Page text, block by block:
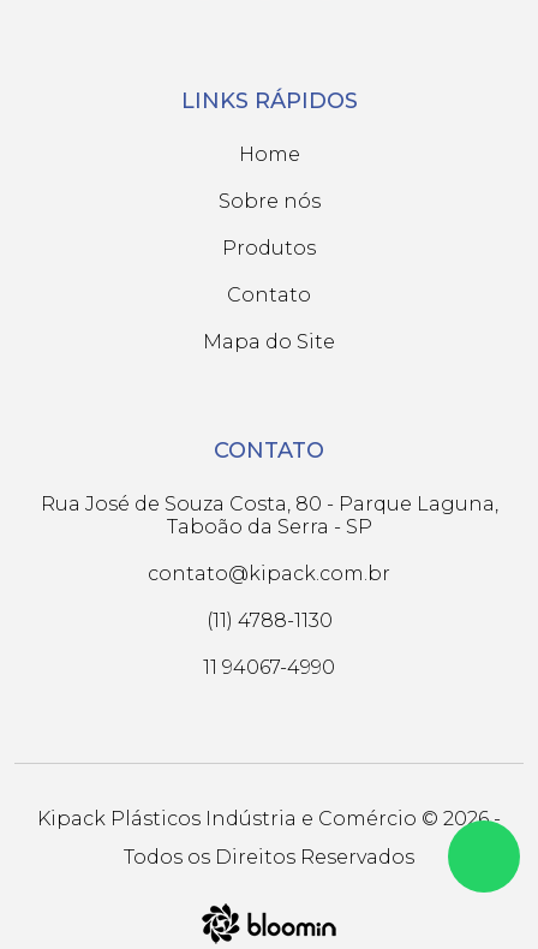
LINKS RÁPIDOS
Home
Sobre nós
Produtos
Contato
Mapa do Site
CONTATO
Rua José de Souza Costa, 80 - Parque Laguna,
Taboão da Serra - SP
contato@kipack.com.br
(11) 4788-1130
11 94067-4990
Kipack Plásticos Indústria e Comércio © 2026 -
Todos os Direitos Reservados